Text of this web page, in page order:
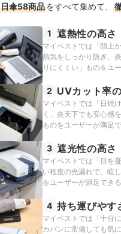
日傘58商品をすべて集めて、
1 遮熱性の高さ
マイベストでは「頭上
熱気をしっかり防ぎ、
りにくくい」ものをユ
2 UVカット率
マイベストでは「日焼
く、炎天下でも安心感
ものをユーザーが満足
行いました。
3 遮光性の高さ
マイベストでは「目を
い程度の光漏れで、眩
をユーザーが満足でき
いました。
4 持ち運びやす
マイベストでは「十分
カバンに常備しても気